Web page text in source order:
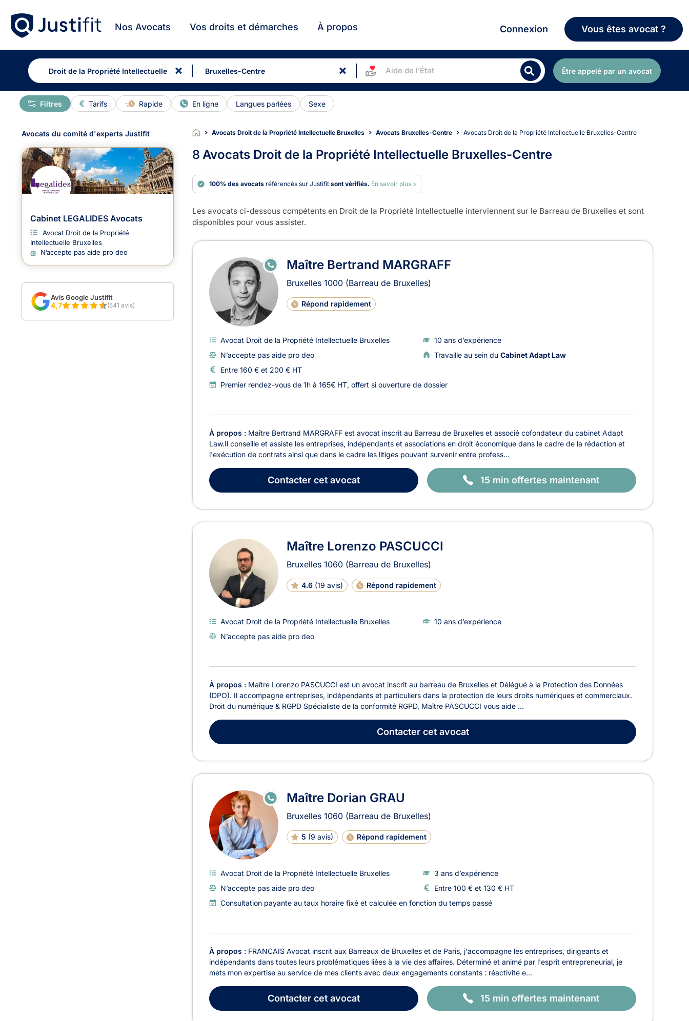
Nos Avocats Vos droits et démarches À propos Connexion Vous êtes avocat ?
Aide de l’État Être appelé par un avocat
Tarifs Rapide En ligne Langues parlées Sexe
Filtres
Avocats Droit de la Propriété Intellectuelle Bruxelles Avocats Bruxelles-Centre Avocats Droit de la Propriété Intellectuelle Bruxelles-Centre
8 Avocats Droit de la Propriété Intellectuelle Bruxelles-Centre
100% des avocats référencés sur Justifit sont vérifiés. En savoir plus >
Les avocats ci-dessous compétents en Droit de la Propriété Intellectuelle interviennent sur le Barreau de Bruxelles et sont
disponibles pour vous assister.
Avocats en Droit de la Propriété Intellectuelle à Bruxelles-
Maître Bertrand MARGRAFF
Bruxelles 1000 (Barreau de Bruxelles)
Répond rapidement
E
N
Avocat Droit de la Propriété Intellectuelle Bruxelles
10 ans d’expérience
N’accepte pas aide pro deo
Travaille au sein du Cabinet Adapt Law
Entre 160 € et 200 € HT
Premier rendez-vous de 1h à 165€ HT, offert si ouverture de dossier
À propos : Maître Bertrand MARGRAFF est avocat inscrit au Barreau de Bruxelles et associé cofondateur du cabinet Adapt
Law.Il conseille et assiste les entreprises, indépendants et associations en droit économique dans le cadre de la rédaction et
l'exécution de contrats ainsi que dans le cadre les litiges pouvant survenir entre profess...
Contacter cet avocat 15 min offertes maintenant
Maître Lorenzo PASCUCCI
Bruxelles 1060 (Barreau de Bruxelles)
4.6 (19 avis) Répond rapidement
Avocat Droit de la Propriété Intellectuelle Bruxelles
10 ans d’expérience
N’accepte pas aide pro deo
À propos : Maître Lorenzo PASCUCCI est un avocat inscrit au barreau de Bruxelles et Délégué à la Protection des Données
(DPO). Il accompagne entreprises, indépendants et particuliers dans la protection de leurs droits numériques et commerciaux.
Droit du numérique & RGPD Spécialiste de la conformité RGPD, Maître PASCUCCI vous aide ...
Contactercet avocat
Maître Dorian GRAU
Bruxelles 1060 (Barreau de Bruxelles)
5 (9 avis) Répond rapidement
E
N
Avocat Droit de la Propriété Intellectuelle Bruxelles
3 ans d’expérience
N’accepte pas aide pro deo
Entre 100 € et 130 € HT
Consultation payante au taux horaire fixé et calculée en fonction du temps passé
À propos : FRANCAIS Avocat inscrit aux Barreaux de Bruxelles et de Paris, j'accompagne les entreprises, dirigeants et
indépendants dans toutes leurs problématiques liées à la vie des affaires. Déterminé et animé par l'esprit entrepreneurial, je
mets mon expertise au service de mes clients avec deux engagements constants : réactivité e...
Contacter cet avocat 15 min offertes maintenant
Avocats du comité d'experts Justifit
Cabinet LEGALIDES Avocats
Avocat Droit de la Propriété
Intellectuelle Bruxelles
N’accepte pas aide pro deo
Avis Google Justifit
4,7 (541 avis)